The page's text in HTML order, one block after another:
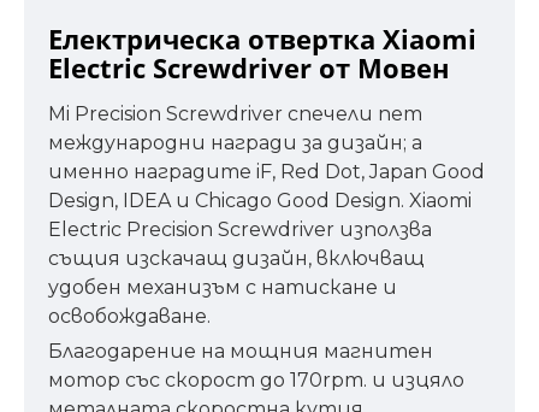
Електрическа отвертка Xiaomi
Electric Screwdriver от Мовен
Mi Precision Screwdriver спечели пет
международни награди за дизайн; а
именно наградите iF, Red Dot, Japan Good
Design, IDEA и Chicago Good Design. Xiaomi
Electric Precision Screwdriver използва
същия изскачащ дизайн, включващ
удобен механизъм с натискане и
освобождаване.
Благодарение на мощния магнитен
мотор със скорост до 170rpm. и изцяло